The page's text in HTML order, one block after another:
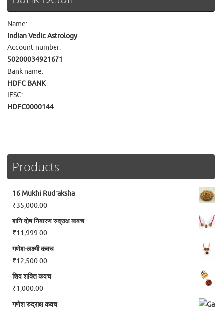
Name:
Indian Vedic Astrology
Account number:
50200034921671
Bank name:
HDFC BANK
IFSC:
HDFC0000144
Products
16 Mukhi Rudraksha
₹35,000.00
शनि दोष निवारण रुद्राक्ष कवच
₹11,999.00
गणेश-लक्ष्मी कवच
₹12,500.00
शिव शक्ति कवच
₹1,000.00
गणेश रुद्राक्ष कवच